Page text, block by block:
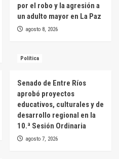
por el robo y la agresión a
un adulto mayor en La Paz
agosto 8, 2026
Política
Senado de Entre Ríos
aprobó proyectos
educativos, culturales y de
desarrollo regional en la
10.ª Sesión Ordinaria
agosto 7, 2026